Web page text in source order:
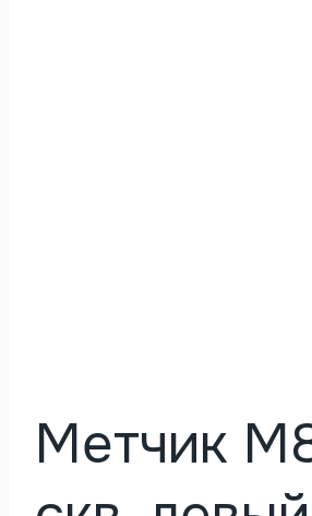
Метчик